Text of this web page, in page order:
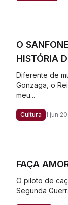
O
HISTÓRIA
Diferente de
Gonzaga, o
meu...
Cultura 1 jun
FAÇA
O piloto de
Segunda